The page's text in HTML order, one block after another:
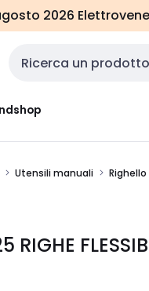
2026
Cerca input
Utensili manuali
RIGHE